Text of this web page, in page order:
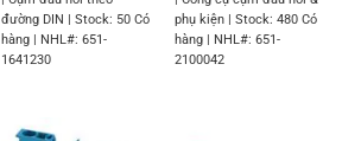
đường DIN | Stock: 50 Có
hàng | NHL#: 651-
1641230
phụ kiện | Stock: 480 Có
hàng | NHL#: 651-
2100042